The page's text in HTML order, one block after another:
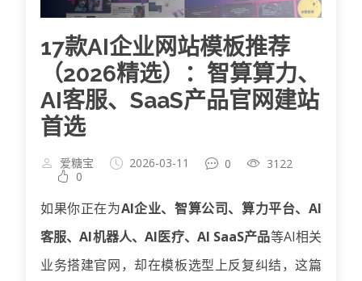
17款AI企业网站模板推荐
（2026精选）：智算算力、
AI客服、SaaS产品官网建站
首选
爱糖宝 2026-03-11 0
3122
0
如果你正在为AI企业、智算公司、算力平台、AI
客服、AI机器人、AI医疗、AI SaaS产品等AI相关
业务搭建官网，却在模板选型上反复纠结，这篇